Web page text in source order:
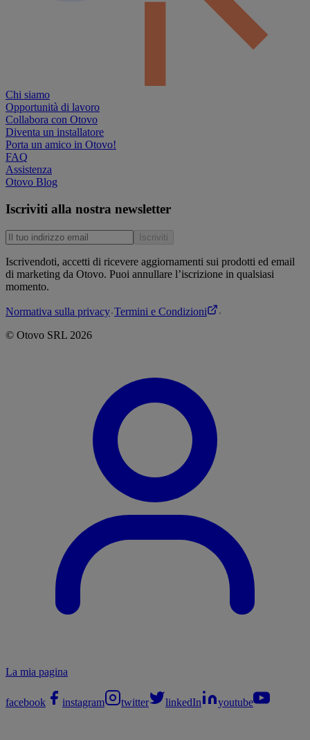
Chi siamo
Opportunità di lavoro
Collabora con Otovo
Diventa un installatore
Porta un amico in Otovo!
FAQ
Assistenza
Otovo Blog
Iscriviti alla nostra newsletter
Iscriviti
Iscrivendoti, accetti di ricevere aggiornamenti sui prodotti ed email
di marketing da Otovo. Puoi annullare l’iscrizione in qualsiasi
momento.
Normativa sulla privacy Termini e Condizioni
© Otovo SRL 2026
La mia pagina
facebook instagram twitter linkedIn youtube